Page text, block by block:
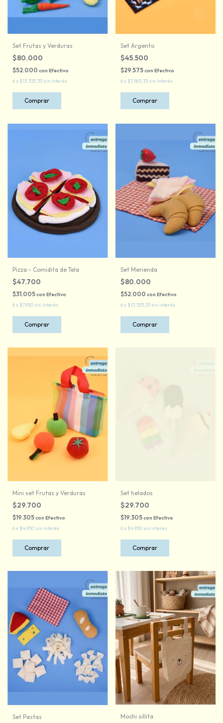
Set Frutas y Verduras
$80.000
$52.000 con Efectivo
6x $13.333,33 sin interés
Set Argento
$45.500
$29.575con Efectivo
6x $7.583,33 sin interés
Pizza - Comidita de Tela
$47.700
$31.005con Efectivo
6x $7.950 sin interés
Set Merienda
$80.000
$52.000 con Efectivo
6x $13.333,33 sin interés
Mini set Frutas y Verduras
$29.700
$19.305con Efectivo
6x $4.950 sin interés
Set helados
$29.700
$19.305con Efectivo
6x $4.950 sin interés
Set Pastas Mochi sillita